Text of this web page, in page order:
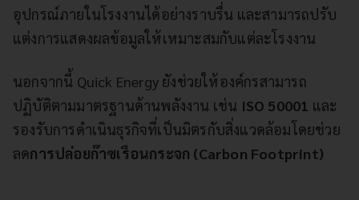
อุปกรณ์ภายในโรงงานได้อย่างราบรื่น และสามารถปรับ
แต่งการแสดงผลข้อมูลให้เหมาะสมกับแต่ละโรงงาน
นอกจากนี้ Quick Energy ยังช่วยให้องค์กรสามารถ
ปฏิบัติตามมาตรฐานด้านพลังงาน เช่น ISO 50001 และ
รองรับการดำเนินธุรกิจที่เป็นมิตรกับสิ่งแวดล้อมโดยช่วย
ลดการปล่อยก๊าซเรือนกระจก (Carbon Footprint)